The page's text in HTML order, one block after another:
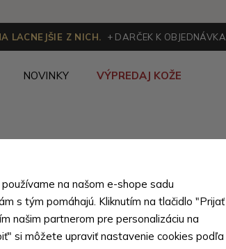
LACNEJŠIE Z NICH. + DARČEK K
NOVINKY VÝPREDAJ KOŽE
(1 produktov)
na našom e-shope sadu
s tým pomáhajú. Kliknutím na tlačidlo "Prijať
našim partnerom pre personalizáciu na
si môžete upraviť nastavenie cookies podľa